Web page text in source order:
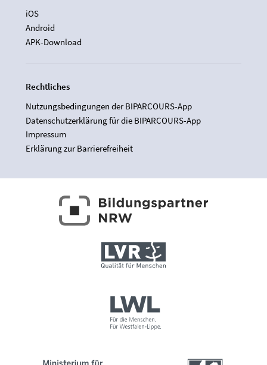
iOS
Android
APK-Download
Rechtliches
Nutzungsbedingungen der BIPARCOURS-App
Datenschutzerklärung für die BIPARCOURS-App
Impressum
Erklärung zur Barrierefreiheit